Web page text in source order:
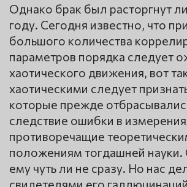
Однако брак был расторгнут
году. Сегодня известно, что
большого количества
параметров порядка следует
хаотического движения, вот
хаотическими следует
которые прежде
следствие ошибки в
противоречащие
положениям тогдашней науки.
ему чуть ли не сразу. Но нас
свидетелями его